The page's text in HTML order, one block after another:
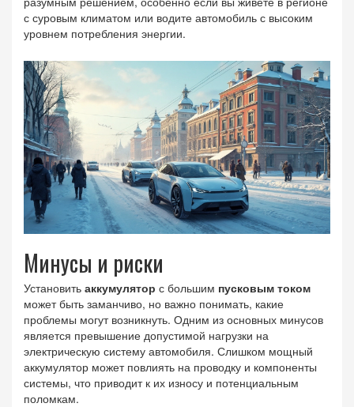
с суровым климатом или водите автомобиль с высоким
уровнем потребления энергии.
Минусы и риски
Установить аккумулятор с большим пусковым током
может быть заманчиво, но важно понимать, какие
проблемы могут возникнуть. Одним из основных минусов
является превышение допустимой нагрузки на
электрическую систему автомобиля. Слишком мощный
аккумулятор может повлиять на проводку и компоненты
системы, что приводит к их износу и потенциальным
поломкам.